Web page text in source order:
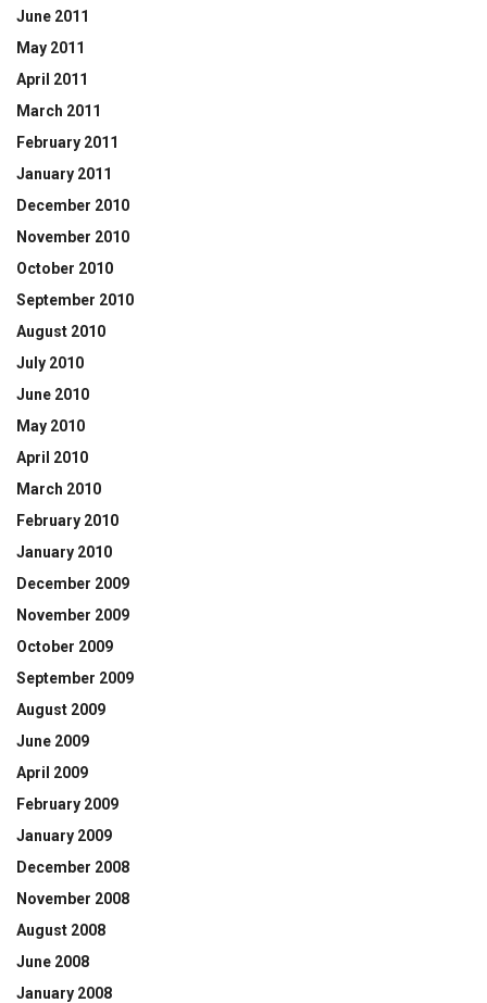
June 2011
May 2011
April 2011
March 2011
February 2011
January 2011
December 2010
November 2010
October 2010
September 2010
August 2010
July 2010
June 2010
May 2010
April 2010
March 2010
February 2010
January 2010
December 2009
November 2009
October 2009
September 2009
August 2009
June 2009
April 2009
February 2009
January 2009
December 2008
November 2008
August 2008
June 2008
January 2008